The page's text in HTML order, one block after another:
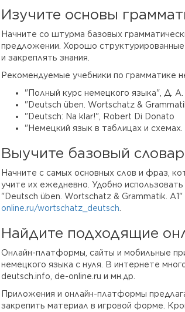
Изучите основы
Начните со штурма базовых
предложении. Хорошо
и закреплять знания.
Рекомендуемые учебники по грамматике
"Полный курс немецкого языка", Д. А.
"Deutsch üben. Wortschatz &
"Deutsch: Na klar!", Robert Di Donato
"Немецкий язык в таблицах и
Выучите базовый
Начните с самых основных слов и фраз,
учите их ежедневно. Удобно
"Deutsch üben. Wortschatz & Grammatik.
online.ru/wortschatz_deutsch.
Найдите подходящие
Онлайн-платформы, сайты и мобильные
немецкого языка с нуля. В интернете
deutsch.info, de-online.ru и мн.др.
Приложения и онлайн-платформы
закрепить материал в игровой форме.